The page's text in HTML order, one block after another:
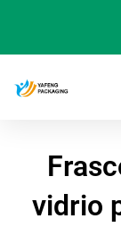
contenido
vidrio